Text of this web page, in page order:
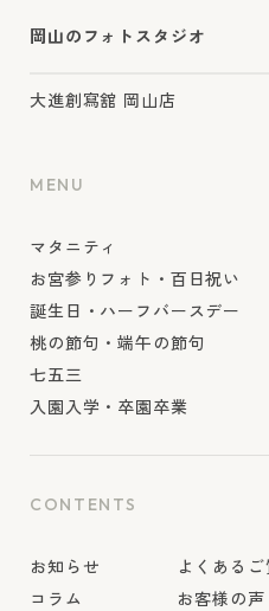
岡山のフォトスタジオ
大進創寫舘 岡山店
MENU
マタニティ
お宮参りフォト・百日祝い
誕生日・ハーフバースデー
桃の節句・端午の節句
七五三
入園入学・卒園卒業
CONTENTS
お知らせ
コラム
よくあるご
お客様の声